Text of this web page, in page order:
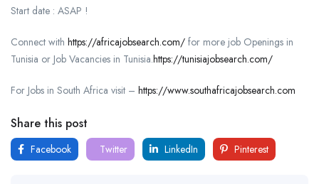
Start date : ASAP !
Connect with https://africajobsearch.com/ for more job Openings in
Tunisia or Job Vacancies in Tunisia.https://tunisiajobsearch.com/
For Jobs in South Africa visit – https://www.southafricajobsearch.com
Share this post
Facebook Twitter LinkedIn Pinterest